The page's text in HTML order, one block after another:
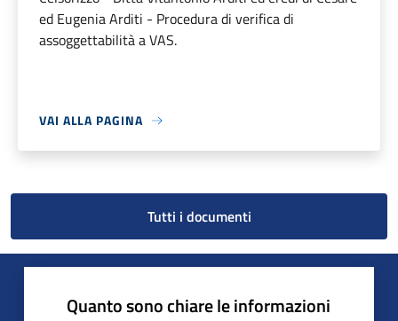
ed Eugenia Arditi - Procedura di verifica di
assoggettabilità a VAS.
VAI ALLA PAGINA
Tutti i documenti
Quanto sono chiare le informazioni